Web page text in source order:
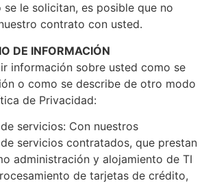
se le solicitan, es posible que no
contrato con usted.
DE INFORMACIÓN
información sobre usted como se
o como se describe de otro modo
de Privacidad:
servicios: Con nuestros
servicios contratados, que prestan
administración y alojamiento de TI
de tarjetas de crédito,